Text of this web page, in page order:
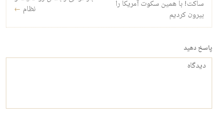
ساکت! با همین سکوت آمریکا را
بیرون کردیم
نظام ←
پاسخ دهید
دیدگاه